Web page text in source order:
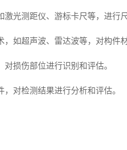
光测距仪、游标卡尺等，进行
如超声波、雷达波等，对构件
损伤部位进行识别和评估。
对检测结果进行分析和评估。